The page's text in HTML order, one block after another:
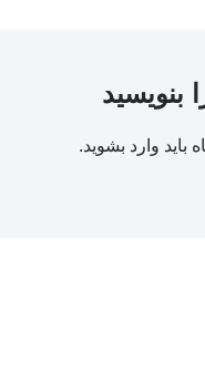
بنویسید
باید وارد بشوید.